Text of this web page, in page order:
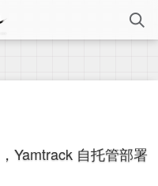
Yamtrack 自托管部署